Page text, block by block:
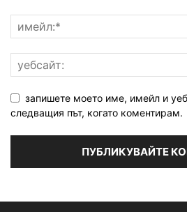
запишете моето име, имейл и
следващия път, когато коментирам.